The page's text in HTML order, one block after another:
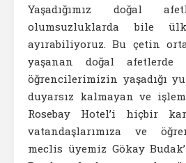
Yaşadığımız doğal
olumsuzluklarda bile
ayırabiliyoruz. Bu çetin
yaşanan doğal afetlerde
öğrencilerimizin yaşadığı
duyarsız kalmayan ve
Rosebay Hotel’i hiçbir
vatandaşlarımıza ve
meclis üyemiz Gökay